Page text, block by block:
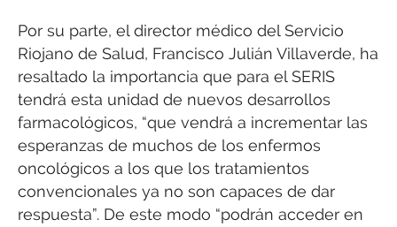
Por su parte, el director médico del Servicio
Riojano de Salud, Francisco Julián Villaverde, ha
resaltado la importancia que para el SERIS
tendrá esta unidad de nuevos desarrollos
farmacológicos, “que vendrá a incrementar las
esperanzas de muchos de los enfermos
oncológicos a los que los tratamientos
convencionales ya no son capaces de dar
respuesta”. De este modo “podrán acceder en